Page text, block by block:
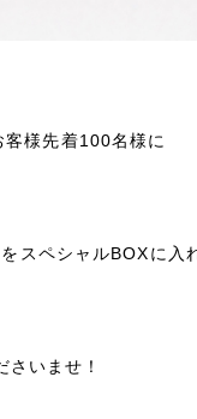
様先着100名様に
ペシャルBOXに入
いませ！